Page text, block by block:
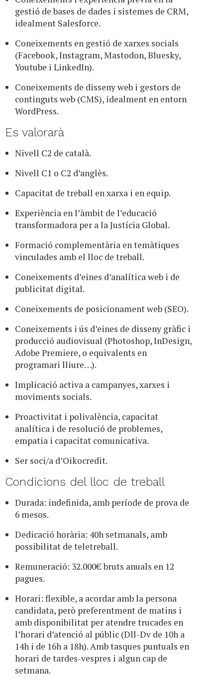
gestió de bases de dades i sistemes de CRM,
idealment Salesforce.
Coneixements en gestió de xarxes socials
(Facebook, Instagram, Mastodon, Bluesky,
Youtube i LinkedIn).
Coneixements de disseny web i gestors de
continguts web (CMS), idealment en entorn
WordPress.
Es valorarà
Nivell C2 de català.
Nivell C1 o C2 d’anglès.
Capacitat de treball en xarxa i en equip.
Experiència en l’àmbit de l’educació
transformadora per a la Justícia Global.
Formació complementària en temàtiques
vinculades amb el lloc de treball.
Coneixements d’eines d’analítica web i de
publicitat digital.
Coneixements de posicionament web (SEO).
Coneixements i ús d’eines de disseny gràfic i
producció audiovisual (Photoshop, InDesign,
Adobe Premiere, o equivalents en
programari lliure…).
Implicació activa a campanyes, xarxes i
moviments socials.
Proactivitat i polivalència, capacitat
analítica i de resolució de problemes,
empatia i capacitat comunicativa.
Ser soci/a d’Oikocredit.
Condicions del lloc de treball
Durada: indefinida, amb període de prova de
6 mesos.
Dedicació horària: 40h setmanals, amb
possibilitat de teletreball.
Remuneració: 32.000€ bruts anuals en 12
pagues.
Horari: flexible, a acordar amb la persona
candidata, però preferentment de matins i
amb disponibilitat per atendre trucades en
l’horari d’atenció al públic (Dll-Dv de 10h a
14h i de 16h a 18h). Amb tasques puntuals en
horari de tardes-vespres i algun cap de
setmana.